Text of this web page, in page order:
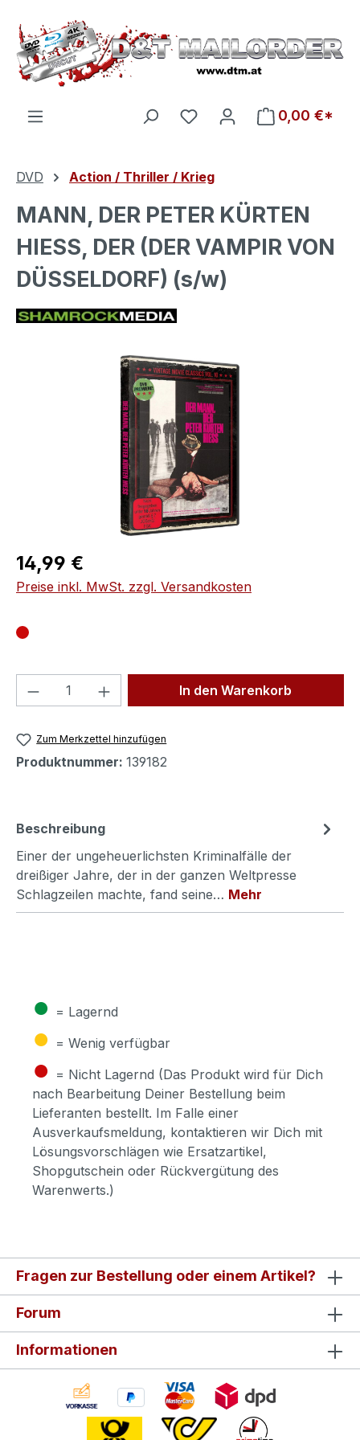
Zum Hauptinhalt springen
Du hast 0 Produkte auf
0,00 €*
DVD Action / Thriller / Krieg
MANN, DER PETER KÜRTEN
HIESS, DER (DER VAMPIR VON
DÜSSELDORF) (s/w)
Bildergalerie überspringen
Regulärer Preis:
14,99 €
Preise inkl. MwSt. zzgl. Versandkosten
Produkt Anzahl: Gib denIn den Warenkorb
Zum Merkzettel hinzufügen
Produktnummer: 139182
Beschreibung
Einer der ungeheuerlichsten Kriminalfälle der
dreißiger Jahre, der in der ganzen Weltpresse
Schlagzeilen machte, fand seine… Mehr
● = Lagernd
● = Wenig verfügbar
● = Nicht Lagernd (Das Produkt wird für Dich
nach Bearbeitung Deiner Bestellung beim
Lieferanten bestellt. Im Falle einer
Ausverkaufsmeldung, kontaktieren wir Dich mit
Lösungsvorschlägen wie Ersatzartikel,
Shopgutschein oder Rückvergütung des
Warenwerts.)
Fragen zur Bestellung oder einem Artikel?
Forum
Informationen